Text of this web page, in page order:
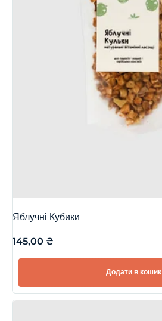
Яблучні Кубики
145,00 ₴
Додати в кошик